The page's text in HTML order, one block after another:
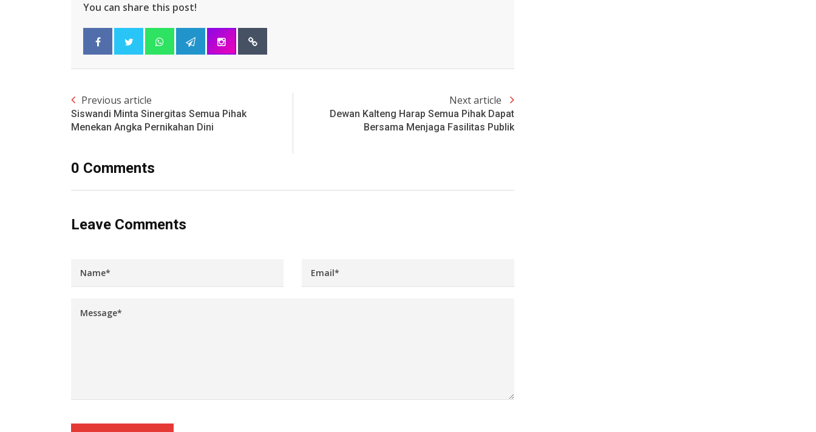
You can share this post!
Previous article
Siswandi Minta Sinergitas Semua Pihak
Menekan Angka Pernikahan Dini
Next article
Dewan Kalteng Harap Semua Pihak Dapat
Bersama Menjaga Fasilitas Publik
0 Comments
Leave Comments